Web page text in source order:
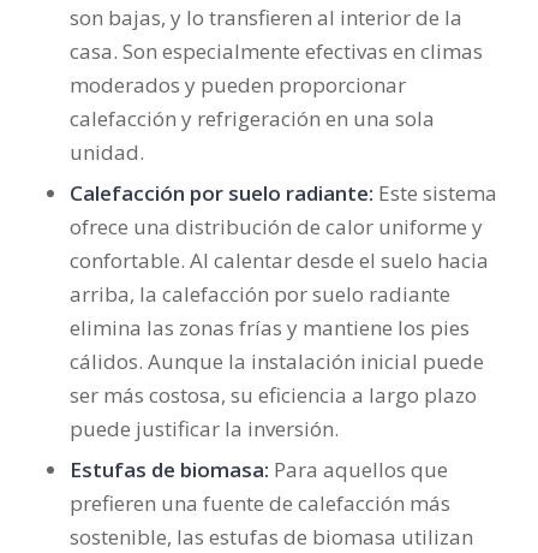
son bajas, y lo transfieren al interior de la
casa. Son especialmente efectivas en climas
moderados y pueden proporcionar
calefacción y refrigeración en una sola
unidad.
Calefacción por suelo radiante: Este sistema
ofrece una distribución de calor uniforme y
confortable. Al calentar desde el suelo hacia
arriba, la calefacción por suelo radiante
elimina las zonas frías y mantiene los pies
cálidos. Aunque la instalación inicial puede
ser más costosa, su eficiencia a largo plazo
puede justificar la inversión.
Estufas de biomasa: Para aquellos que
prefieren una fuente de calefacción más
sostenible, las estufas de biomasa utilizan